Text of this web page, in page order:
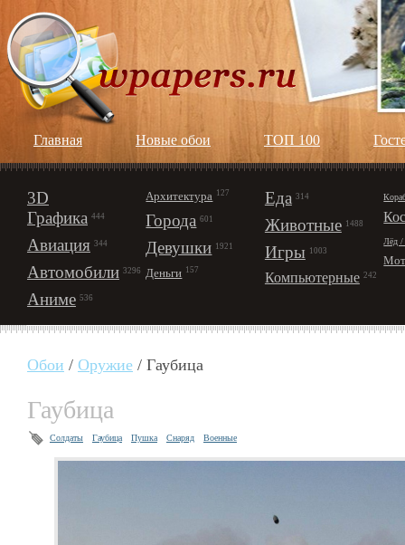
Главная Новые обои ТОП 100
3D
Графика 444
Авиация 344
Автомобили 3296
Аниме 536
Архитектура 127
Города 601
Девушки 1921
Деньги 157
Еда 314
Животные 1488
Игры 1003
Компьютерные 242
Лёд
Обои / Оружие / Гаубица
Гаубица
Солдаты Гаубица Пушка Снаряд Военные